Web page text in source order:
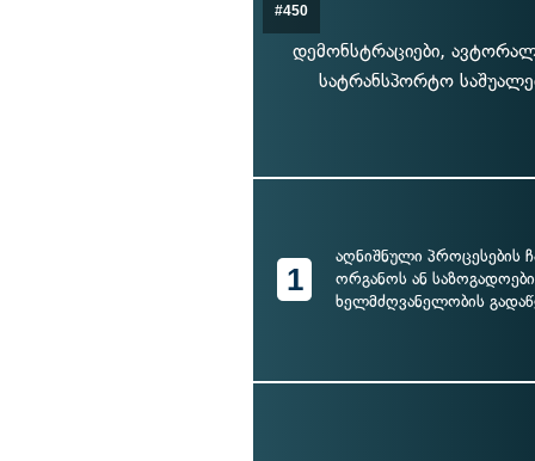
#450
დემონსტრაციები,
სატრანსპორტო
1
აღნიშნული პროცესების
ორგანოს ან
ხელმძღვანელობის